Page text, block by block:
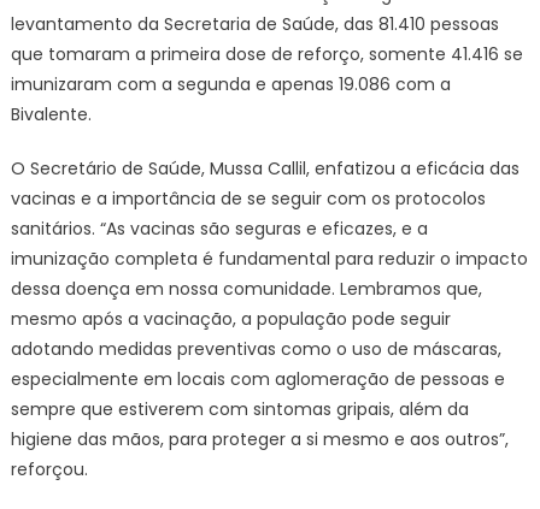
levantamento da Secretaria de Saúde, das 81.410 pessoas
que tomaram a primeira dose de reforço, somente 41.416 se
imunizaram com a segunda e apenas 19.086 com a
Bivalente.
O Secretário de Saúde, Mussa Callil, enfatizou a eficácia das
vacinas e a importância de se seguir com os protocolos
sanitários. “As vacinas são seguras e eficazes, e a
imunização completa é fundamental para reduzir o impacto
dessa doença em nossa comunidade. Lembramos que,
mesmo após a vacinação, a população pode seguir
adotando medidas preventivas como o uso de máscaras,
especialmente em locais com aglomeração de pessoas e
sempre que estiverem com sintomas gripais, além da
higiene das mãos, para proteger a si mesmo e aos outros”,
reforçou.